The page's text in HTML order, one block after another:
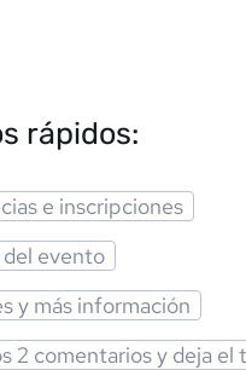
rápidos:
e inscripciones
evento
y más información
2 comentarios y deja el